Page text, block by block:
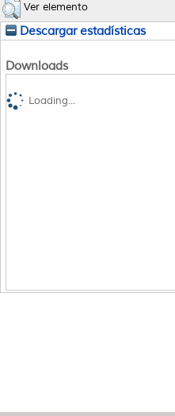
Ver elemento
Descargar estadísticas
Downloads
Loading...